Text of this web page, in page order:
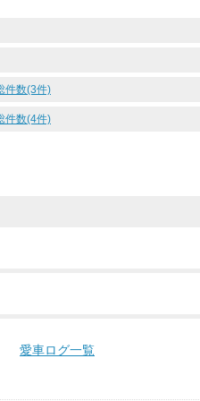
件数(3件)
件数(4件)
愛車ログ一覧